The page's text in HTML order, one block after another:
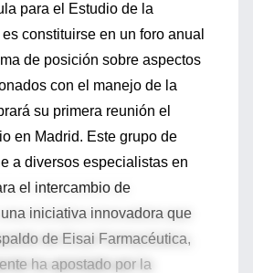
para el Estudio de la
constituirse en un foro anual
de posición sobre aspectos
con el manejo de la
su primera reunión el
en Madrid. Este grupo de
a diversos especialistas en
el intercambio de
iniciativa innovadora que
de Eisai Farmacéutica,
ha apostado por la